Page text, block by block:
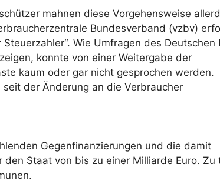
mahnen diese Vorgehensweise
Bundesverband (vzbv)
Wie Umfragen des Deutschen
konnte von einer Weitergabe der
kaum oder gar nicht gesprochen werden.
der Änderung an die Verbraucher
Gegenfinanzierungen und die damit
Staat von bis zu einer Milliarde Euro. Zu